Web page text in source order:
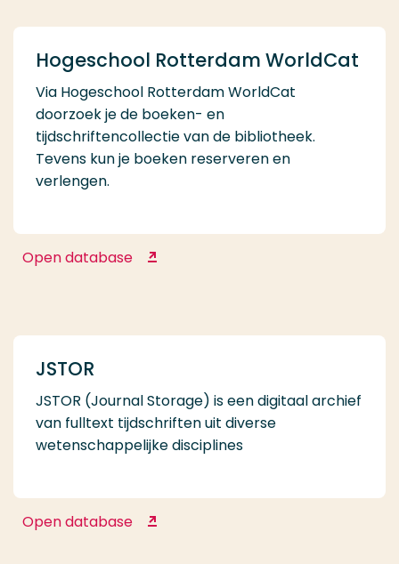
Hogeschool Rotterdam WorldCat
Via Hogeschool Rotterdam WorldCat
doorzoek je de boeken- en
tijdschriftencollectie van de bibliotheek.
Tevens kun je boeken reserveren en
verlengen.
Open database Hogeschool Rotterdam WorldCat
JSTOR
JSTOR (Journal Storage) is een digitaal archief
van fulltext tijdschriften uit diverse
wetenschappelijke disciplines
Open database JSTOR